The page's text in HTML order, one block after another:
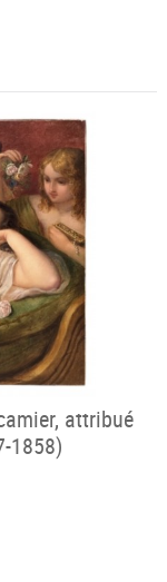
attribué
1858)